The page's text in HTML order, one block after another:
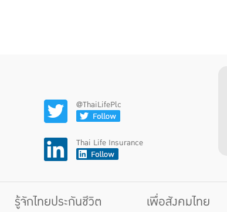
@ThaiLifePlc
Thai Life Insurance
รู้จักไทยประกันชีวิต
เพื่อสังคมไทย